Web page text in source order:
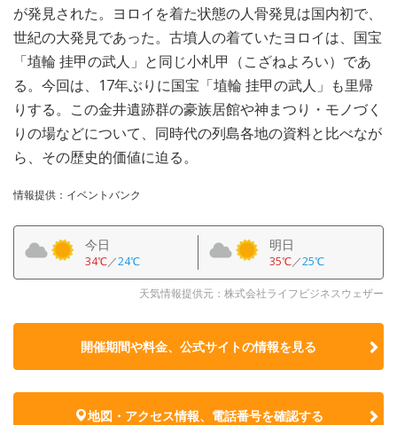
が発見された。ヨロイを着た状態の人骨発見は国内初で、
世紀の大発見であった。古墳人の着ていたヨロイは、国宝
「埴輪 挂甲の武人」と同じ小札甲（こざねよろい）であ
る。今回は、17年ぶりに国宝「埴輪 挂甲の武人」も里帰
りする。この金井遺跡群の豪族居館や神まつり・モノづく
りの場などについて、同時代の列島各地の資料と比べなが
ら、その歴史的価値に迫る。
情報提供：イベントバンク
今日
34℃／24℃
明日
35℃／25℃
天気情報提供元：株式会社ライフビジネスウェザー
開催期間や料金、公式サイトの情報を見る
地図・アクセス情報、電話番号を確認する